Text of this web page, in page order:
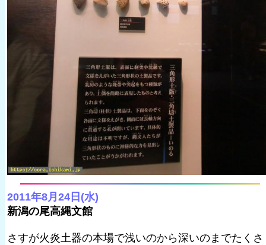
2011年8月24日(水)
新潟の尾高縄文館
さすが火炎土器の本場で浅いのから深いのまでたくさ